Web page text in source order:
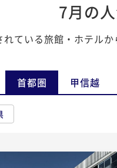
7月の
ている旅館・ホテル
首都圏 甲信越